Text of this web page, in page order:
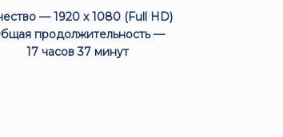
— 1920 x 1080 (Full HD)
продолжительность —
17 часов 37 минут